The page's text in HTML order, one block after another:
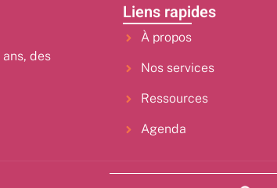
des
Liens rapides
À propos
Nos services
Ressources
Agenda